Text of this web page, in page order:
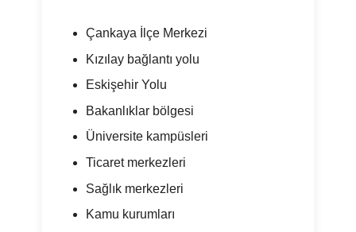
Çankaya İlçe Merkezi
Kızılay bağlantı yolu
Eskişehir Yolu
Bakanlıklar bölgesi
Üniversite kampüsleri
Ticaret merkezleri
Sağlık merkezleri
Kamu kurumları